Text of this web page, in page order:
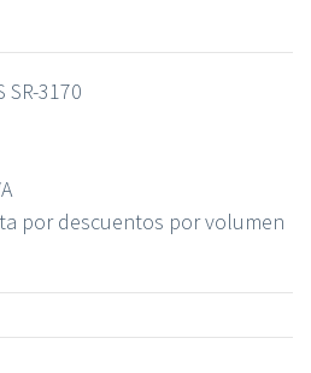
SR-3170
por descuentos por volumen